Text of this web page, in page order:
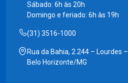
Sábado: 6h às 20h
Domingo e feriado: 6h às 19h
(31) 3516-1000
Rua da Bahia, 2.244 – Lourdes –
Belo Horizonte/MG